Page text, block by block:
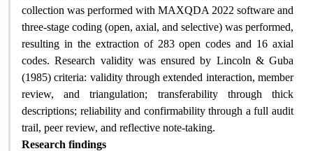
collection was performed with MAXQDA 2022 software and
three-stage coding (open, axial, and selective) was performed,
resulting in the extraction of 283 open codes and 16 axial
codes. Research validity was ensured by Lincoln & Guba
(1985) criteria: validity through extended interaction, member
review, and triangulation; transferability through thick
descriptions; reliability and confirmability through a full audit
trail, peer review, and reflective note-taking.
Research findings